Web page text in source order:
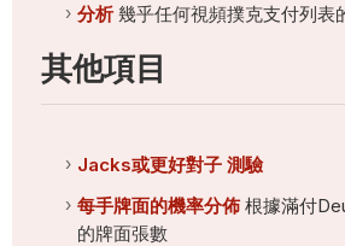
分析幾乎任何視頻撲克支付列表
其他項目
Jacks或更好對子 測驗
每手牌面的機率分佈根據滿付
的牌面張數